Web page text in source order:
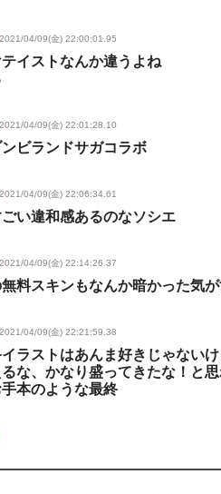
2021/04/09(金) 22:00:01.95
イストなんか違うよね
2021/04/09(金) 22:01:28.10
ビランドサガコラボ
2021/04/09(金) 22:06:34.61
い違和感あるのなソシエ
2021/04/09(金) 22:14:26.37
料スキンもなんか暗かった気
2021/04/09(金) 22:21:59.38
ラストはあんま好きじゃない
な、かなり盛ってきたな！と
本のような最終